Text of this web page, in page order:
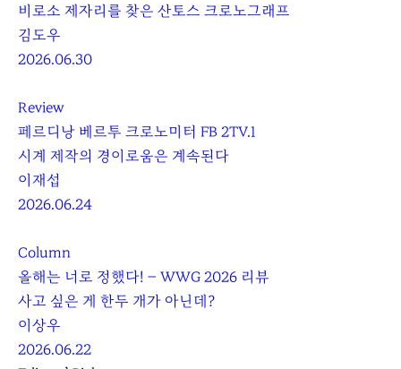
비로소 제자리를 찾은 산토스 크로노그래프
김도우
2026.06.30
Review
페르디낭 베르투 크로노미터 FB 2TV.1
시계 제작의 경이로움은 계속된다
이재섭
2026.06.24
Column
올해는 너로 정했다! – WWG 2026 리뷰
사고 싶은 게 한두 개가 아닌데?
이상우
2026.06.22